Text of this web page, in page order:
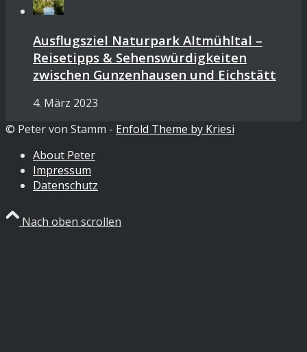
Ausflugsziel Naturpark Altmühltal –
Reisetipps & Sehenswürdigkeiten
zwischen Gunzenhausen und Eichstätt
4. März 2023
© Peter von Stamm - Enfold Theme by Kriesi
About Peter
Impressum
Datenschutz
Nach oben scrollen